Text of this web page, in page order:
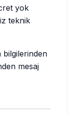
yok
teknik
bilgilerinden
mesaj